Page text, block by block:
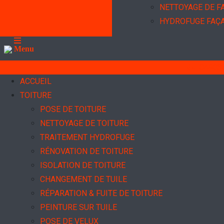
NETTOYAGE DE
HYDROFUGE
Menu
ACCUEIL
TOITURE
POSE DE TOITURE
NETTOYAGE DE TOITURE
TRAITEMENT HYDROFUGE
RÉNOVATION DE TOITURE
ISOLATION DE TOITURE
CHANGEMENT DE TUILE
RÉPARATION & FUITE DE TOITURE
PEINTURE SUR TUILE
POSE DE VELUX